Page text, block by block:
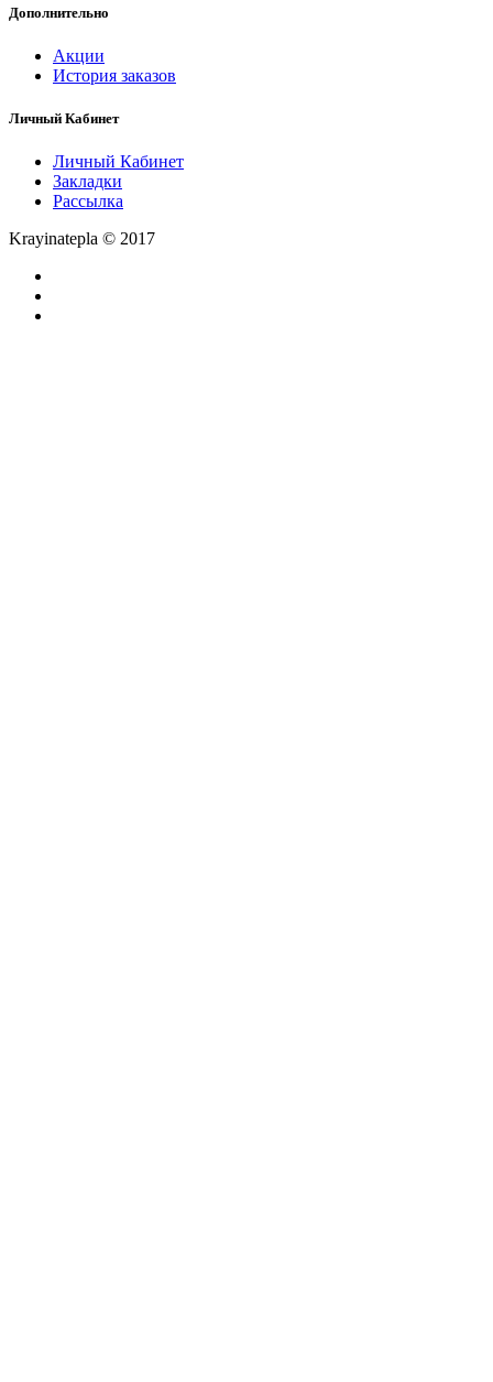
Дополнительно
Акции
История заказов
Личный Кабинет
Личный Кабинет
Закладки
Рассылка
Krayinatepla © 2017